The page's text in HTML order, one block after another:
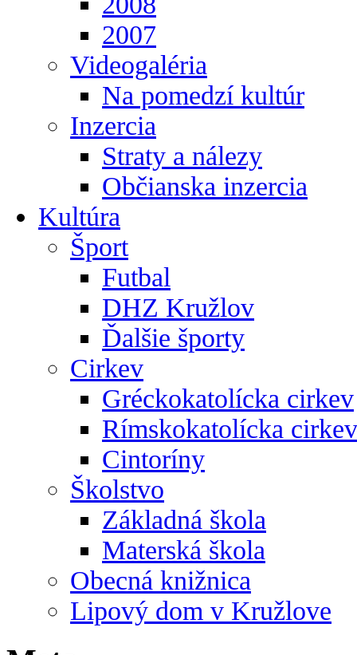
2007
Videogaléria
Na pomedzí kultúr
Inzercia
Straty a nálezy
Občianska inzercia
Kultúra
Šport
Futbal
DHZ Kružlov
Ďalšie športy
Cirkev
Gréckokatolícka cirkev
Rímskokatolícka cirkev
Cintoríny
Školstvo
Základná škola
Materská škola
Obecná knižnica
Lipový dom v Kružlove